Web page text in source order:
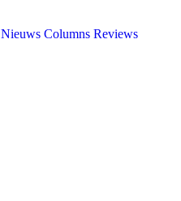
Nieuws Columns Reviews